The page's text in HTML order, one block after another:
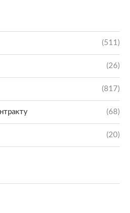
(511)
(26)
(817)
(68)
(20)